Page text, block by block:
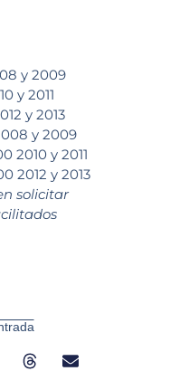
y 2009
y 2011
y 2013
y 2009
2010 y 2011
2012 y 2013
solicitar